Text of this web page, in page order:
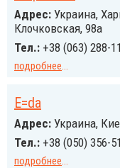
Адрес: Украина,
Клочковская, 98а
Тел.: +38 (063) 288-
подробнее...
E=da
Адрес: Украина,
Тел.: +38 (050) 356-
подробнее...